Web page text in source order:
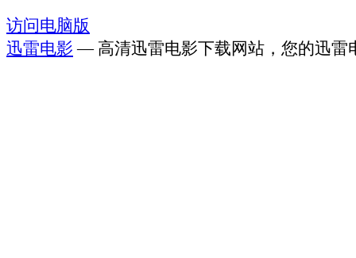
访问电脑版
迅雷电影 — 高清迅雷电影下载网站，您的迅雷